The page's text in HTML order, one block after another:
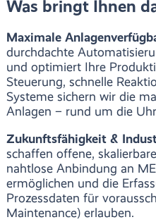
Was bringt Ihnen
Maximale
durchdachte
und optimiert Ihre
Steuerung, schnelle
Systeme sichern wir die
Anlagen – rund um die
Zukunftsfähigkeit &
schaffen offene,
nahtlose Anbindung an
ermöglichen und die
Prozessdaten für
Maintenance) erlauben.